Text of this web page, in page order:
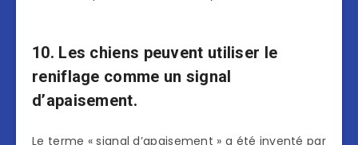
10. Les chiens peuvent utiliser le
reniflage comme un signal
d’apaisement.
Le terme « signal d’apaisement » a été inventé par